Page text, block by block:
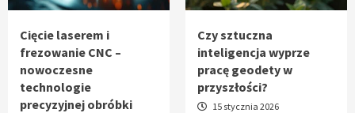
5
powstają nowoczesne rozwiązania cyfrowe
Cięcie laserem i
frezowanie CNC –
nowoczesne
technologie
precyzyjnej obróbki
Czy sztuczna
inteligencja wyprze
pracę geodety w
przyszłości?
15 stycznia 2026